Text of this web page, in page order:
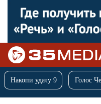
Накопи удачу 9 Голос